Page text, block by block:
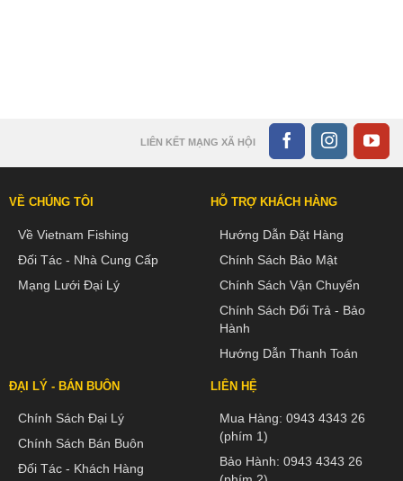
LIÊN KẾT MẠNG XÃ HỘI
VỀ CHÚNG TÔI
Về Vietnam Fishing
Đối Tác - Nhà Cung Cấp
Mạng Lưới Đại Lý
HỖ TRỢ KHÁCH HÀNG
Hướng Dẫn Đặt Hàng
Chính Sách Bảo Mật
Chính Sách Vận Chuyển
Chính Sách Đổi Trả - Bảo
Hành
Hướng Dẫn Thanh Toán
ĐẠI LÝ - BÁN BUÔN
Chính Sách Đại Lý
Chính Sách Bán Buôn
Đối Tác - Khách Hàng
LIÊN HỆ
Mua Hàng: 0943 4343 26
(phím 1)
Bảo Hành: 0943 4343 26